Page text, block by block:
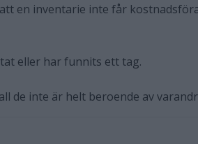
en inventarie inte får
eller har funnits ett tag.
de inte är helt beroende av